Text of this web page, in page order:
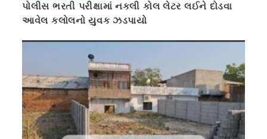
પોલીસ ભરતી પરીક્ષામાં નકલી કોલ લેટર લઈને દોડવા
આવેલ કલોલનો યુવક ઝડપાયો